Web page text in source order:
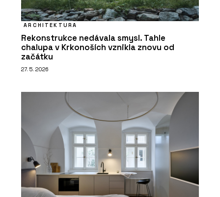
ARCHITEKTURA
Rekonstrukce nedávala smysl. Tahle
chalupa v Krkonoších vznikla znovu od
začátku
27. 5. 2026